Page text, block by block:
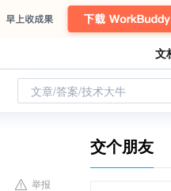
文
文章/答案/技术大牛
举报
交个朋友